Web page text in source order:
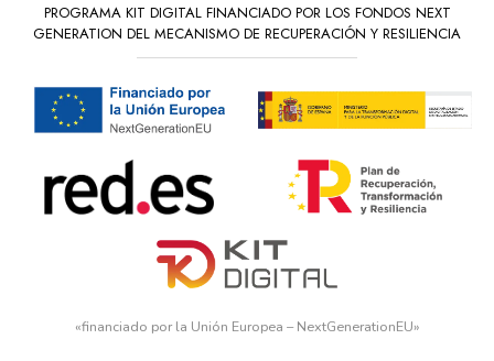
PROGRAMA KIT DIGITAL FINANCIADO POR LOS FONDOS NEXT
GENERATION DEL MECANISMO DE RECUPERACIÓN Y RESILIENCIA
«financiado por la Unión Europea – NextGenerationEU»